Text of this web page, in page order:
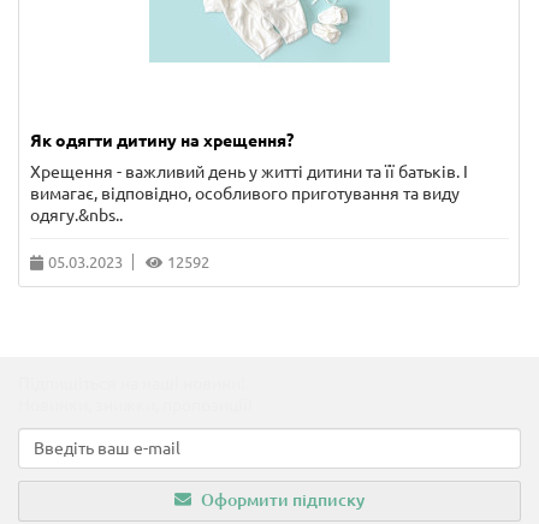
Як одягти дитину на хрещення?
Хрещення - важливий день у житті дитини та її батьків. І
вимагає, відповідно, особливого приготування та виду
одягу.&nbs..
05.03.2023 12592
Оформити підписку